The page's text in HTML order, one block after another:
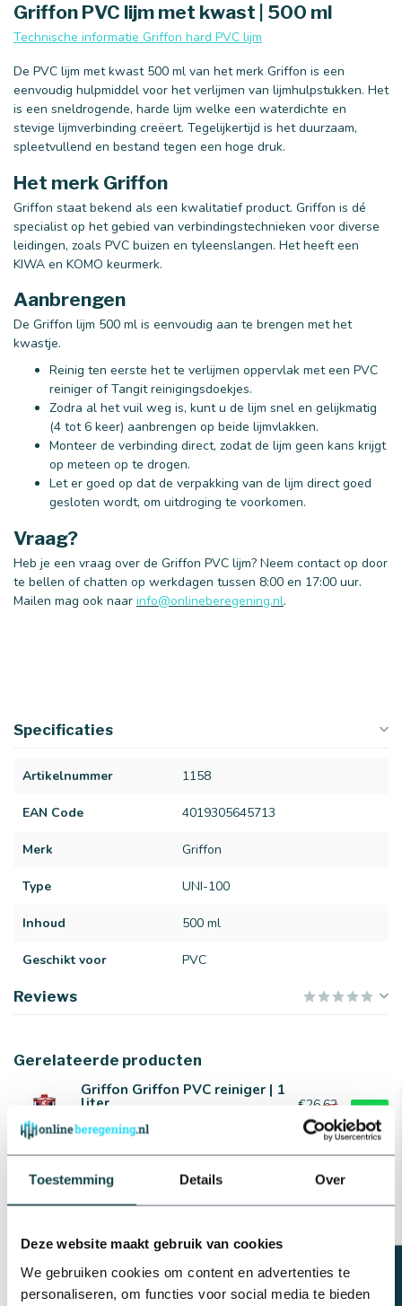
Toestemming Details Over
Deze website maakt gebruik van cookies
We gebruiken cookies om content en advertenties te
personaliseren, om functies voor social media te bieden
Griffon PVC lijm met kwast | 500 ml
Technische informatie Griffon hard PVC lijm
De PVC lijm met kwast 500 ml van het merk Griffon is een
eenvoudig hulpmiddel voor het verlijmen van lijmhulpstukken. Het
is een sneldrogende, harde lijm welke een waterdichte en
stevige lijmverbinding creëert. Tegelijkertijd is het duurzaam,
spleetvullend en bestand tegen een hoge druk.
Het merk Griffon
Griffon staat bekend als een kwalitatief product. Griffon is dé
specialist op het gebied van verbindingstechnieken voor diverse
leidingen, zoals PVC buizen en tyleenslangen. Het heeft een
KIWA en KOMO keurmerk.
Aanbrengen
De Griffon lijm 500 ml is eenvoudig aan te brengen met het
kwastje.
Reinig ten eerste het te verlijmen oppervlak met een PVC
reiniger of Tangit reinigingsdoekjes.
Zodra al het vuil weg is, kunt u de lijm snel en gelijkmatig
(4 tot 6 keer) aanbrengen op beide lijmvlakken.
Monteer de verbinding direct, zodat de lijm geen kans krijgt
op meteen op te drogen.
Let er goed op dat de verpakking van de lijm direct goed
gesloten wordt, om uitdroging te voorkomen.
Vraag?
Heb je een vraag over de Griffon PVC lijm? Neem contact op door
te bellen of chatten op werkdagen tussen 8:00 en 17:00 uur.
Mailen mag ook naar info@onlineberegening.nl.
Specificaties
Artikelnummer 1158
EAN Code 4019305645713
Merk Griffon
Type UNI-100
Inhoud 500 ml
Geschikt voor PVC
Reviews
Gerelateerde producten
Griffon Griffon PVC reiniger | 1
liter
Op voorraad
€26,62
€22,64
Tangit Tangit
Griffon Griffon PVC Cleaner |
€15,87